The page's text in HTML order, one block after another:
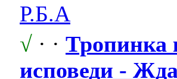
Р.Б.А
√ · · Тропинка
исповеди -